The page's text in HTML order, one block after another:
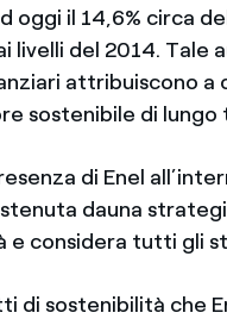
oggi il 14,6% circa
livelli del 2014.
attribuiscono a
sostenibile di lungo
di Enel
dauna
e considera tutti gli
di sostenibilità che